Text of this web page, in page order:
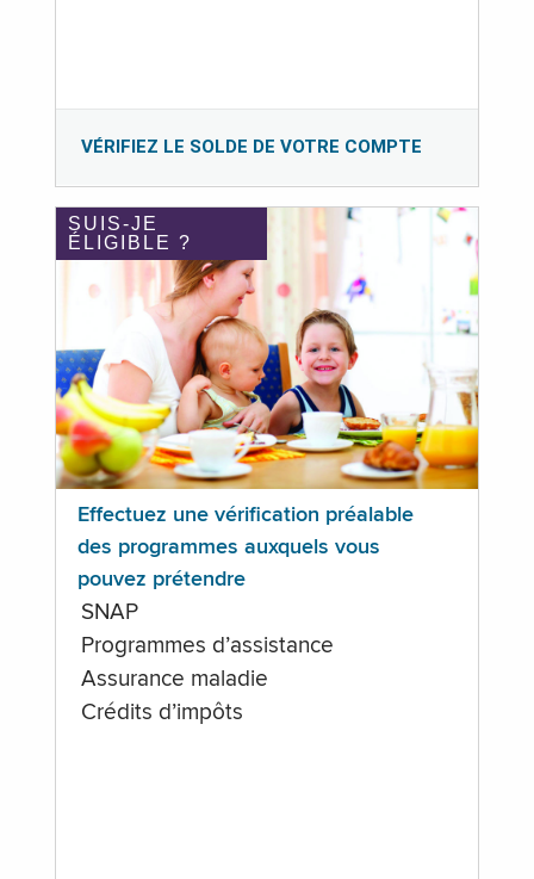
VÉRIFIEZ LE SOLDE DE VOTRE COMPTE
SUIS-JE
ÉLIGIBLE ?
Effectuez une vérification préalable
des programmes auxquels vous
pouvez prétendre
SNAP
Programmes d’assistance
Assurance maladie
Crédits d’impôts